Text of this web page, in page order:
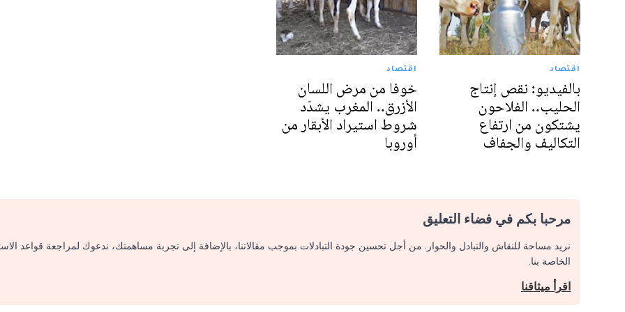
اقتصاد
بالفيديو: نقص إنتاج
الحليب.. الفلاحون
يشتكون من ارتفاع
التكاليف والجفاف
اقتصاد
خوفا من مرض اللسان
الأزرق.. المغرب يشدّد
شروط استيراد الأبقار من
أوروبا
مرحبا بكم في فضاء التعليق
نريد مساحة للنقاش والتبادل والحوار. من أجل تحسين جودة التبادلات بموجب مقالاتنا، بالإضافة إلى تجربة مساهمتك، ندعوك لمراجعة قواعد
الخاصة بنا.
اقرأ ميثاقنا